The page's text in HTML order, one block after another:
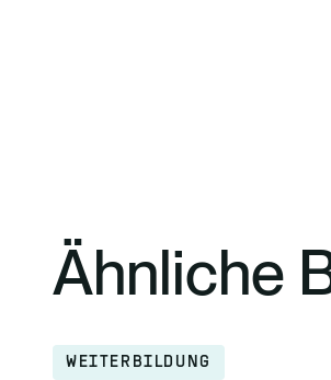
Ähnliche
WEITERBILDUNG